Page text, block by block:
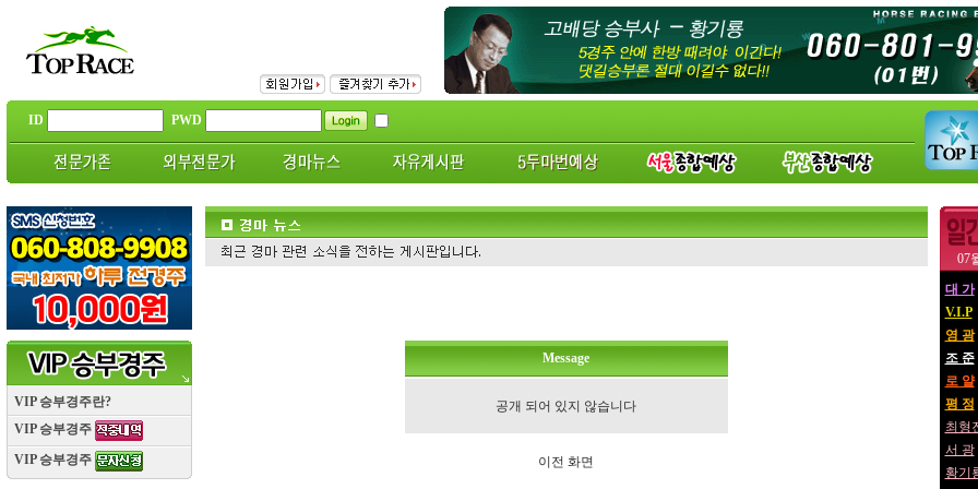
ID PWD
VIP 승부경주란?
VIP 승부경주
VIP 승부경주
Message
공개 되어 있지 않습니다
이전 화면
07
대 가
V.I.P
영 광
조 준
로 얄
평 정
최형
서 광
황기